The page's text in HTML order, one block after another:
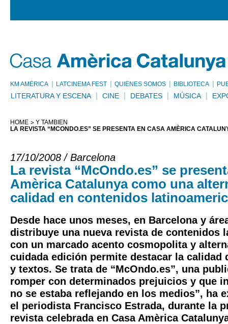
KM AMÈRICA LATCINEMA FEST QUIÉNES SOMOS BIBLIOTECA
LITERATURA Y ESCENA CINE DEBATES MÚSICA
HOME
Y TAMBIÉN
LA REVISTA “MCONDO.ES” SE PRESENTA EN CASA AMÈRICA
17/10/2008 / Barcelona
La revista “McOndo.es” se
Amèrica Catalunya como una
calidad en contenidos
Desde hace unos meses, en Barcelona y
distribuye una nueva revista de contenidos
con un marcado acento cosmopolita y
cuidada edición permite destacar la calidad
y textos. Se trata de “McOndo.es”, una
romper con determinados prejuicios y que
no se estaba reflejando en los medios”, ha
el periodista Francisco Estrada, durante la
revista celebrada en Casa Amèrica